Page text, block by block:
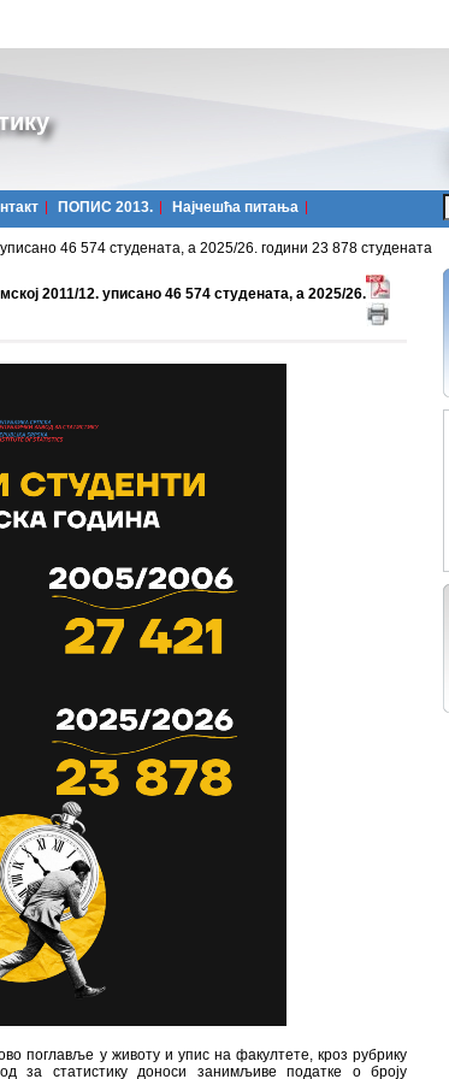
ПОПИС 2013. Најчешћa питања
46 574 студената, а 2025/26. години 23 878 студената
2011/12. уписано 46 574 студената, а 2025/26.
поглавље у животу и упис на факултете, кроз рубрику
за статистику доноси занимљиве податке о броју